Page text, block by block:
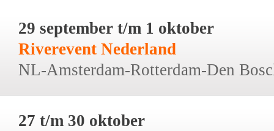
29 september t/m 1 oktober
Riverevent Nederland
NL-Amsterdam-Rotterdam-Den
27 t/m 30 oktober